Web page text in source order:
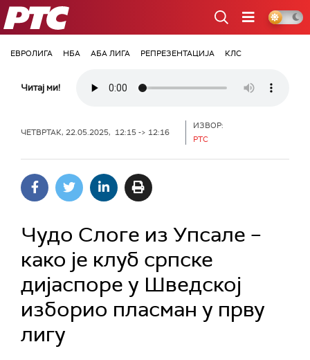
РТС
ЕВРОЛИГА НБА АБА ЛИГА РЕПРЕЗЕНТАЦИЈА КЛС
Читај ми!
ЧЕТВРТАК, 22.05.2025, 12:15 -> 12:16
ИЗВОР:
РТС
Чудо Слоге из Упсале –
како је клуб српске
дијаспоре у Шведској
изборио пласман у прву
лигу